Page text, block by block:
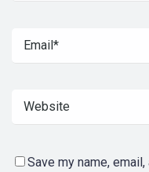
Save my name,